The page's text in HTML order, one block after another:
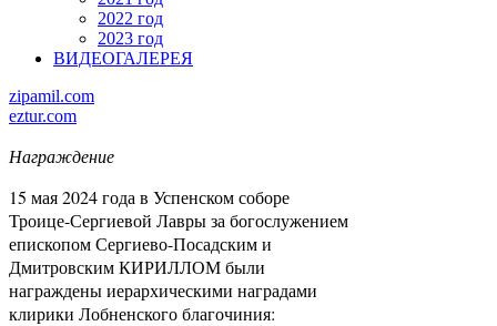
2022 год
2023 год
ВИДЕОГАЛЕРЕЯ
zipamil.com
eztur.com
Награждение
15 мая 2024 года в Успенском соборе
Троице-Сергиевой Лавры за богослужением
епископом Сергиево-Посадским и
Дмитровским КИРИЛЛОМ были
награждены иерархическими наградами
клирики Лобненского благочиния: